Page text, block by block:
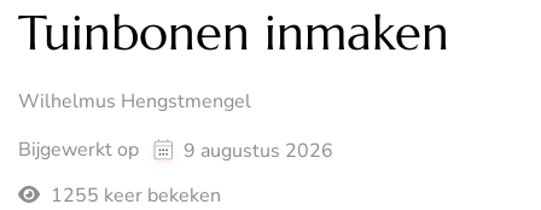
Tuinbonen inmaken
Wilhelmus Hengstmengel
Bijgewerkt op
9 augustus 2026
1255 keer bekeken